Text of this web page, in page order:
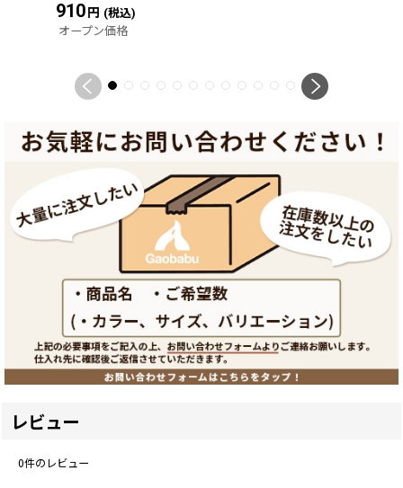
910円 (税込)
オープン価格
レビュー
0件のレビュー